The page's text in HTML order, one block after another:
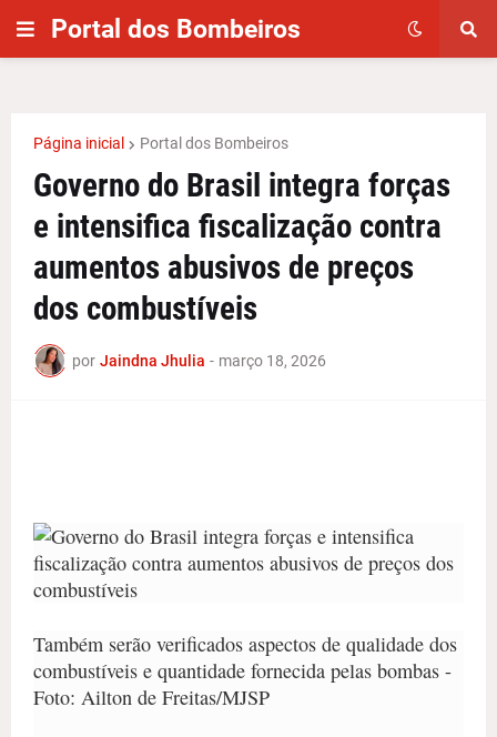
Portal dos Bombeiros
Página inicial Portal dos Bombeiros
Governo do Brasil integra forças
e intensifica fiscalização contra
aumentos abusivos de preços
dos combustíveis
por Jaindna Jhulia - março 18, 2026
Também serão verificados aspectos de qualidade dos
combustíveis e quantidade fornecida pelas bombas -
Foto: Ailton de Freitas/MJSP